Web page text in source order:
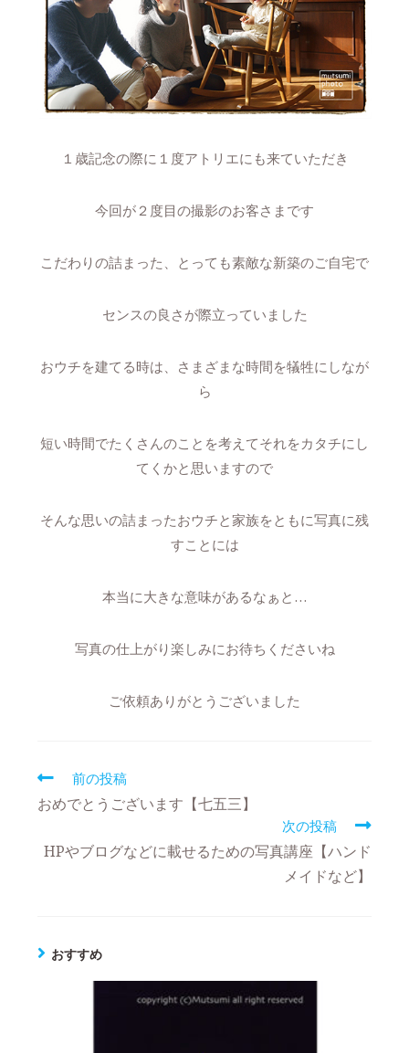
１歳記念の際に１度アトリエにも来ていただき
今回が２度目の撮影のお客さまです
こだわりの詰まった、とっても素敵な新築のご自宅で
センスの良さが際立っていました
おウチを建てる時は、さまざまな時間を犠牲にしなが
ら
短い時間でたくさんのことを考えてそれをカタチにし
てくかと思いますので
そんな思いの詰まったおウチと家族をともに写真に残
すことには
本当に大きな意味があるなぁと…
写真の仕上がり楽しみにお待ちくださいね
ご依頼ありがとうございました
前の投稿
おめでとうございます【七五三】
次の投稿
HPやブログなどに載せるための写真講座【ハンド
メイドなど】
おすすめ